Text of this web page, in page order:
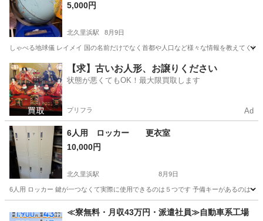
5,000円
北久里浜駅 8月9日
しゃべる地球儀 レイメイ 国の名前だけでなく首都や人口など様々な情報を教えてくれ
神奈川 横須賀市 北久里浜駅 その他 地球儀
【求】古いお人形、お譲りください
状態が悪くてもOK！最大限買取します
プリフラ Ad
6人用 ロッカー 更衣室
10,000円
北久里浜駅 8月9日
6人用 ロッカー 鍵が一つなくて実際に使用できるのは５つです 予備キーがあるのは一
北久里浜駅 その他
≪寮無料・月収43万円・派遣社員≫自動車系工場